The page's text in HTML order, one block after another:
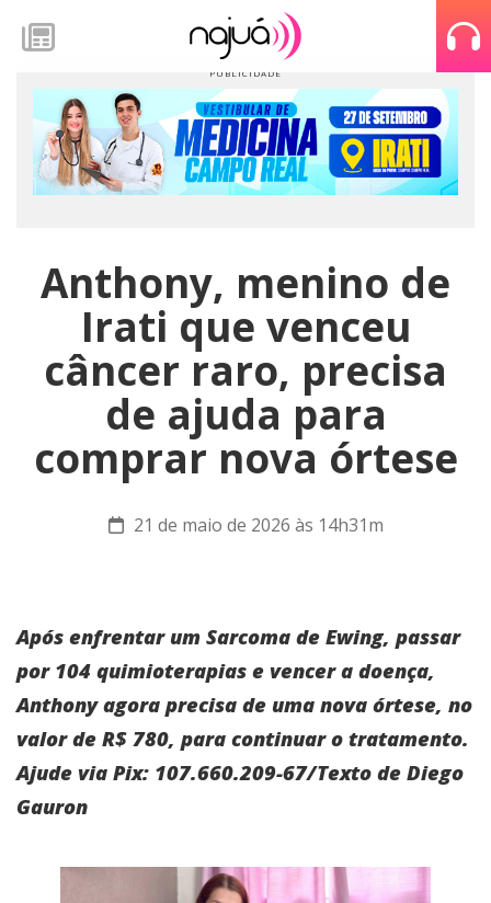
Anthony, menino de
Irati que venceu
câncer raro, precisa
de ajuda para
comprar nova órtese
21 de maio de 2026 às 14h31m
Após enfrentar um Sarcoma de Ewing, passar
por 104 quimioterapias e vencer a doença,
Anthony agora precisa de uma nova órtese, no
valor de R$ 780, para continuar o tratamento.
Ajude via Pix: 107.660.209-67/Texto de Diego
Gauron